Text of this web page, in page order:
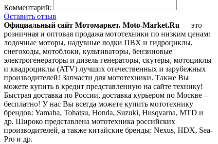
Комментарий:
Оставить отзыв
Официальный сайт Мотомаркет. Moto-Market.Ru — это
розничная и оптовая продажа мототехники по низким ценам:
лодочные моторы, надувные лодки ПВХ и гидроциклы,
снегоходы, мотоблоки, культиваторы, бензиновые
электрогенераторы и дизель генераторы, скутеры, мотоциклы
и квадроциклы (ATV) лучших отечественных и зарубежных
производителей! Запчасти для мототехники. Также Вы
можете купить в кредит представленную на сайте технику!
Быстрая доставка по России, доставка курьером по Москве –
бесплатно! У нас Вы всегда можете купить мототехнику
брендов: Yamaha, Tohatsu, Honda, Suzuki, Husqvarna, MTD и
др. Широко представлена мототехника российских
производителей, а также китайские бренды: Nexus, HDX, Sea-
Pro и др.